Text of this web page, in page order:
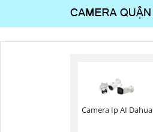
Camera Ip AI Dahua